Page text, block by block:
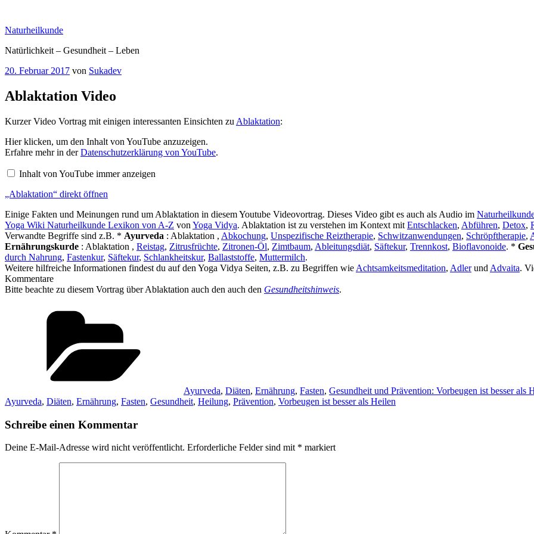
springen
Naturheilkunde
Natürlichkeit – Gesundheit – Leben
Veröffentlicht
20. Februar 2017 von Sukadev
Ablaktation Video
Kurzer Video Vortrag mit einigen interessanten Einsichten zu Ablaktation:
„Ablaktation“
von
YouTube
Hier klicken, um den Inhalt von YouTube anzuzeigen.
Erfahre mehr in derDatenschutzerklärung von YouTube.
Inhalt von YouTube immer anzeigen
„Ablaktation“ direkt öffnen
Einige Fakten und Meinungen rund um Ablaktation in diesem Youtube Videovortrag. Dieses Video gibt es auch als Audio im
Yoga Wiki Naturheilkunde Lexikon von A-Z von Yoga Vidya. Ablaktation ist zu verstehen im Kontext mit Entschlacken, Abführen, Detox,
Verwandte Begriffe sind z.B. * Ayurveda : Ablaktation , Abkochung, Unspezifische Reiztherapie, Schwitzanwendungen, Schröpftherapie,
Ernährungskurde : Ablaktation , Reistag, Zitrusfrüchte, Zitronen-Öl, Zimtbaum, Ableitungsdiät, Säftekur, Trennkost, Bioflavonoide. *
durch Nahrung, Fastenkur, Säftekur, Schlankheitskur, Ballaststoffe, Muttermilch.
Weitere hilfreiche Informationen findest du auf den Yoga Vidya Seiten, z.B. zu Begriffen wie Achtsamkeitsmeditation, Adlerund Advaita.
Kommentare
Bitte beachte zu diesem Vortrag über Ablaktation auch den auch den Gesundheitshinweis.
Ayurveda, Diäten, Ernährung, Fasten, Gesundheit und Prävention: Vorbeugen ist besser als
Ayurveda, Diäten, Ernährung, Fasten, Gesundheit, Heilung, Prävention, Vorbeugen ist besser als Heilen
Schreibe einen Kommentar
Deine E-Mail-Adresse wird nicht veröffentlicht. Erforderliche Felder sind mit * markiert